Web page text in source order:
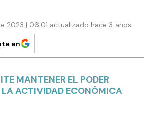
2023 | 06:01 actualizado hace 3 años
en
MANTENER EL PODER
ACTIVIDAD ECONÓMICA